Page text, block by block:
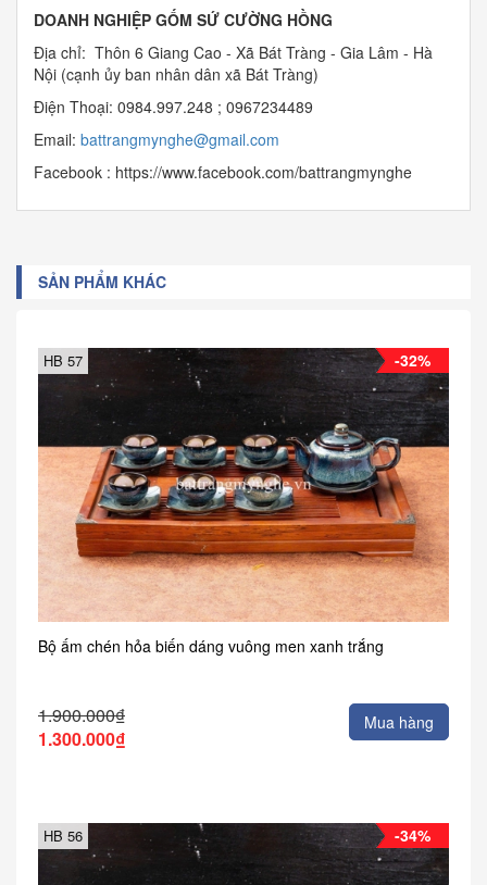
DOANH NGHIỆP GỐM SỨ CƯỜNG HỒNG
Địa chỉ: Thôn 6 Giang Cao - Xã Bát Tràng - Gia Lâm - Hà
Nội (cạnh ủy ban nhân dân xã Bát Tràng)
Điện Thoại: 0984.997.248 ; 0967234489
Email: battrangmynghe@gmail.com
Facebook : https://www.facebook.com/battrangmynghe
SẢN PHẨM KHÁC
-32%
HB 57
Bộ ấm chén hỏa biến dáng vuông men xanh trắng
1.900.000₫
1.300.000₫
Mua hàng
-34%
HB 56